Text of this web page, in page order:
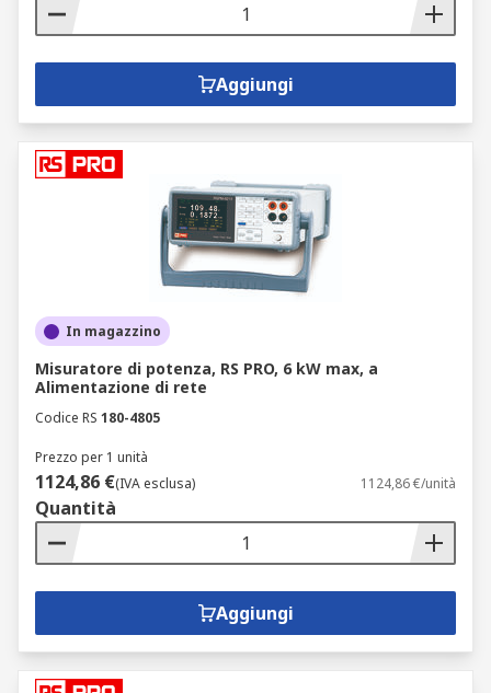
Aggiungi
In magazzino
Misuratore di potenza, RS PRO, 6 kW max, a
Alimentazione di rete
Codice RS 180-4805
Prezzo per 1 unità
1124,86 €(IVA esclusa) 1124,86 €/unità
Quantità
Aggiungi